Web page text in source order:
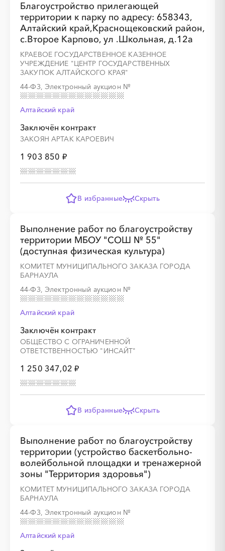
Благоустройство прилегающей
территории к парку по адресу: 658343,
Алтайский край,Краснощековский район,
с.Второе Карпово, ул .Школьная, д.12а
КРАЕВОЕ ГОСУДАРСТВЕННОЕ КАЗЕННОЕ
УЧРЕЖДЕНИЕ "ЦЕНТР ГОСУДАРСТВЕННЫХ
ЗАКУПОК АЛТАЙСКОГО КРАЯ"
44-ФЗ, Электронный аукцион №
Алтайский край
Заключён контракт
ЗАКОЯН АРТАК КАРОЕВИЧ
1 903 850 ₽
В избранные Скрыть
Выполнение работ по благоустройству
территории МБОУ "СОШ № 55"
(доступная физическая культура)
КОМИТЕТ МУНИЦИПАЛЬНОГО ЗАКАЗА ГОРОДА
БАРНАУЛА
44-ФЗ, Электронный аукцион №
Алтайский край
Заключён контракт
ОБЩЕСТВО С ОГРАНИЧЕННОЙ
ОТВЕТСТВЕННОСТЬЮ "ИНСАЙТ"
1 250 347,02 ₽
В избранные Скрыть
Выполнение работ по благоустройству
территории (устройство баскетбольно-
волейбольной площадки и тренажерной
зоны "Территория здоровья")
КОМИТЕТ МУНИЦИПАЛЬНОГО ЗАКАЗА ГОРОДА
БАРНАУЛА
44-ФЗ, Электронный аукцион №
Алтайский край